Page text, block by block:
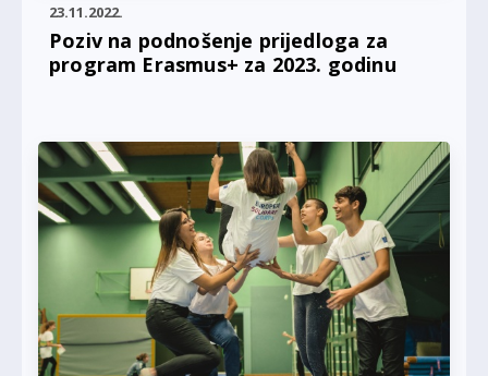
23.11.2022.
Poziv na podnošenje prijedloga za
program Erasmus+ za 2023. godinu